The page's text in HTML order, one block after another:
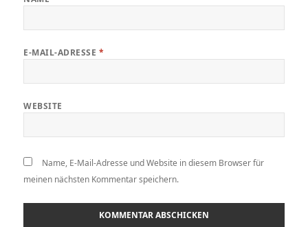
E-MAIL-ADRESSE *
WEBSITE
Name, E-Mail-Adresse und Website in diesem Browser für
meinen nächsten Kommentar speichern.